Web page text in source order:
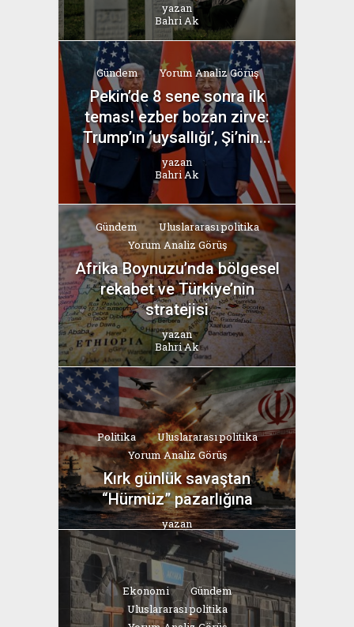
yazan
Bahri Ak
Gündem Yorum Analiz Görüş
Pekin’de 8 sene sonra ilk
temas! ezber bozan zirve:
Trump’ın ‘uysallığı’, Şi’nin...
yazan
Bahri Ak
Gündem
Uluslararası politika
Yorum Analiz Görüş
Afrika Boynuzu’nda bölgesel
rekabet ve Türkiye’nin
stratejisi
yazan
Bahri Ak
Politika
Uluslararası politika
Yorum Analiz Görüş
Kırk günlük savaştan
“Hürmüz” pazarlığına
yazan
Bahri Ak
Ekonomi
Gündem
Uluslararası politika